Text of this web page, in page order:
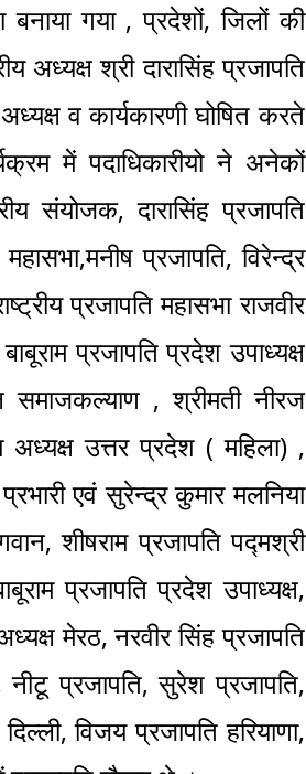
बनाया गया , प्रदेशों, जिलों की
अध्यक्ष श्री दारासिंह प्रजापति
व कार्यकारणी घोषित करते
में पदाधिकारीयो ने अनेकों
संयोजक, दारासिंह प्रजापति
प्रजापति, विरेन्द्र
प्रजापति महासभा राजवीर
प्रजापति प्रदेश उपाध्यक्ष
समाजकल्याण , श्रीमती नीरज
अध्यक्ष उत्तर प्रदेश ( महिला) ,
एवं सुरेन्द्र कुमार मलनिया
शीषराम प्रजापति पद्मश्री
प्रजापति प्रदेश उपाध्यक्ष,
मेरठ, नरवीर सिंह प्रजापति
नीटू प्रजापति, सुरेश प्रजापति,
विजय प्रजापति हरियाणा,